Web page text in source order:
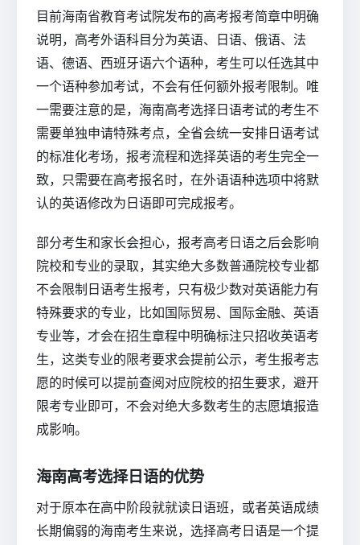
目前海南省教育考试院发布的高考报考简章中明确
说明，高考外语科目分为英语、日语、俄语、法
语、德语、西班牙语六个语种，考生可以任选其中
一个语种参加考试，不会有任何额外报考限制。唯
一需要注意的是，海南高考选择日语考试的考生不
需要单独申请特殊考点，全省会统一安排日语考试
的标准化考场，报考流程和选择英语的考生完全一
致，只需要在高考报名时，在外语语种选项中将默
认的英语修改为日语即可完成报考。
部分考生和家长会担心，报考高考日语之后会影响
院校和专业的录取，其实绝大多数普通院校专业都
不会限制日语考生报考，只有极少数对英语能力有
特殊要求的专业，比如国际贸易、国际金融、英语
专业等，才会在招生章程中明确标注只招收英语考
生，这类专业的限考要求会提前公示，考生报考志
愿的时候可以提前查阅对应院校的招生要求，避开
限考专业即可，不会对绝大多数考生的志愿填报造
成影响。
海南高考选择日语的优势
对于原本在高中阶段就就读日语班，或者英语成绩
长期偏弱的海南考生来说，选择高考日语是一个提